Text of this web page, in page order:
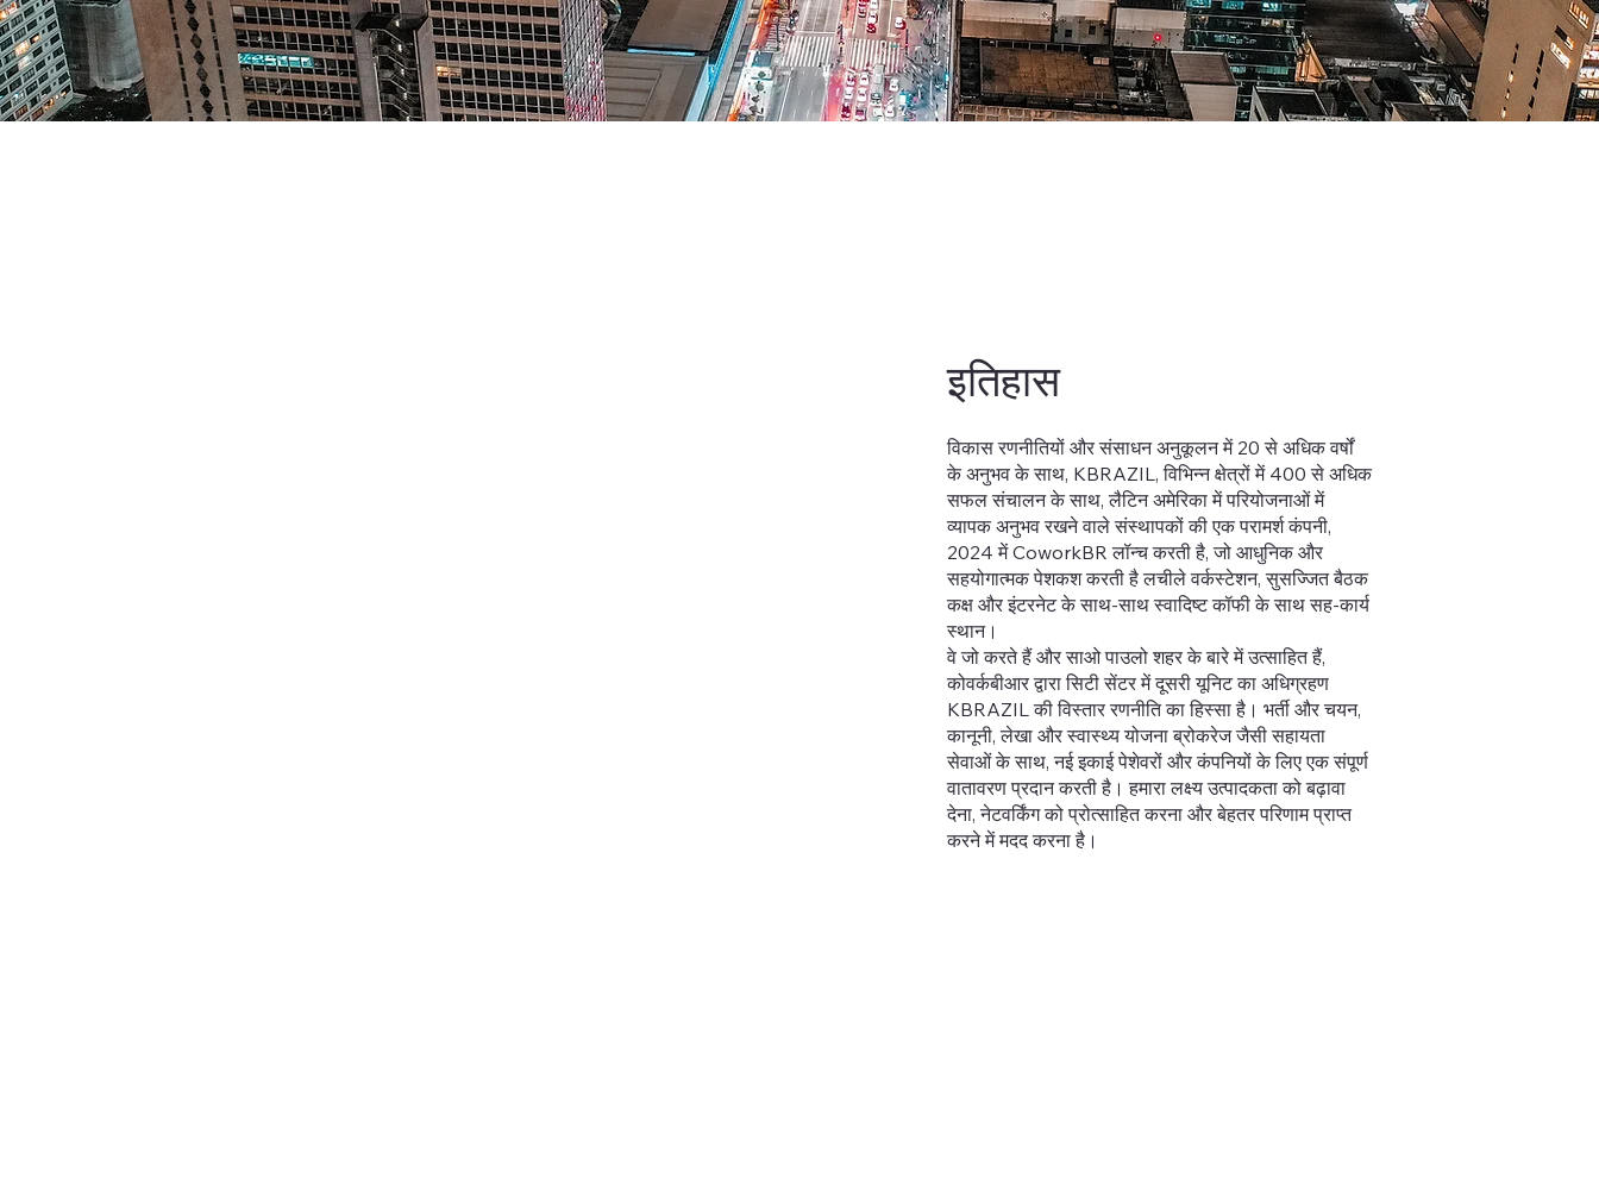
इतिहास
विकास रणनीतियों और संसाधन अनुकूलन में 20 से अधिक वर्षों
के अनुभव के साथ, KBRAZIL, विभिन्न क्षेत्रों में 400 से अधिक
सफल संचालन के साथ, लैटिन अमेरिका में परियोजनाओं में
व्यापक अनुभव रखने वाले संस्थापकों की एक परामर्श कंपनी,
2024 में CoworkBR लॉन्च करती है, जो आधुनिक और
सहयोगात्मक पेशकश करती है लचीले वर्कस्टेशन, सुसज्जित बैठक
कक्ष और इंटरनेट के साथ-साथ स्वादिष्ट कॉफी के साथ सह-कार्य
स्थान।
वे जो करते हैं और साओ पाउलो शहर के बारे में उत्साहित हैं,
कोवर्कबीआर द्वारा सिटी सेंटर में दूसरी यूनिट का अधिग्रहण
KBRAZIL की विस्तार रणनीति का हिस्सा है। भर्ती और चयन,
कानूनी, लेखा और स्वास्थ्य योजना ब्रोकरेज जैसी सहायता
सेवाओं के साथ, नई इकाई पेशेवरों और कंपनियों के लिए एक संपूर्ण
वातावरण प्रदान करती है। हमारा लक्ष्य उत्पादकता को बढ़ावा
देना, नेटवर्किंग को प्रोत्साहित करना और बेहतर परिणाम प्राप्त
करने में मदद करना है।